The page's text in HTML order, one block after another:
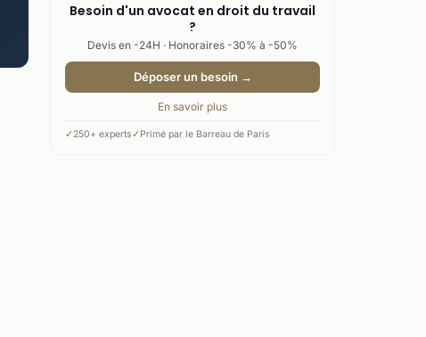
Besoin d'un avocat en droit du travail
?
Devis en -24H · Honoraires -30% à -50%
Déposer un besoin →
En savoir plus
✓ 250+ experts✓ Primé par le Barreau de Paris